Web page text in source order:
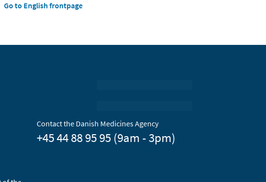
Go to English frontpage
Contact the Danish Medicines Agency
+45 44 88 95 95 (9am - 3pm)